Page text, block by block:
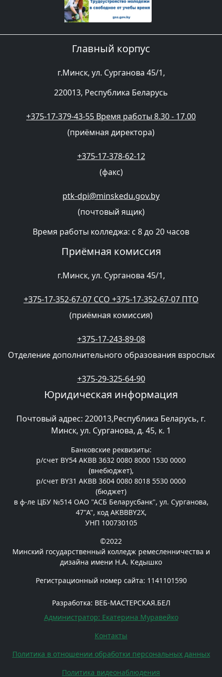
Главный корпус
г.Минск, ул. Сурганова 45/1,
220013, Республика Беларусь
+375-17-379-43-55 Время работы 8.30 - 17.00
(приёмная директора)
+375-17-378-62-12
(факс)
ptk-dpi@minskedu.gov.by
(почтовый ящик)
Время работы колледжа: с 8 до 20 часов
Приёмная комиссия
г.Минск, ул. Сурганова 45/1,
+375-17-352-67-07 CCO +375-17-352-67-07 ПТО
(приёмная комиссия)
+375-17-243-89-08
Отделение дополнительного образования взрослых
+375-29-325-64-90
Юридическая информация
Почтовый адрес: 220013,Республика Беларусь, г.
Минск, ул. Сурганова, д. 45, к. 1
Банковские реквизиты:
р/счет BY54 AKBB 3632 0080 8000 1530 0000
(внебюджет),
р/счет BY31 AKBB 3604 0080 8018 5530 0000
(бюджет)
в ф-ле ЦБУ №514 ОАО "АСБ Беларусбанк", ул. Сурганова,
47"А", код AKBBBY2X,
УНП 100730105
©2022
Минский государственный колледж ремесленничества и
дизайна имени Н.А. Кедышко
Регистрационный номер сайта: 1141101590
Разработка: ВЕБ-МАСТЕРСКАЯ.БЕЛ
Администратор: Екатерина Муравейко
Контакты
Политика в отношении обработки персональных данных
Политика видеонаблюдения